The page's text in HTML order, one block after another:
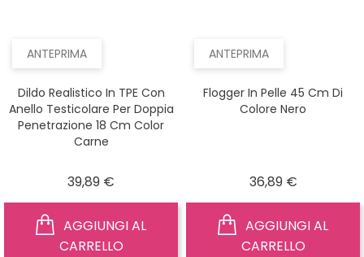
ANTEPRIMA
Dildo Realistico In TPE Con
Anello Testicolare Per Doppia
Penetrazione 18 Cm Color
Carne
39,89 €
CARRELLO
ANTEPRIMA
Flogger In Pelle 45 Cm Di
Colore Nero
36,89 €Prezzo
CARRELLO